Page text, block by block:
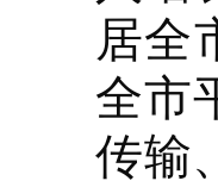
居全
全市
传输